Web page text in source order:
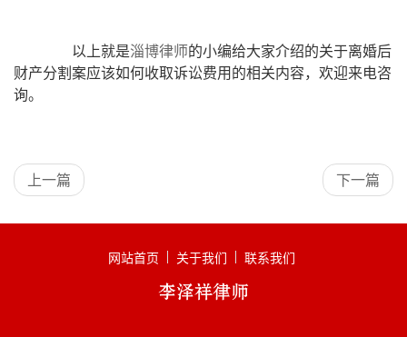
以上就是淄博律师的小编给大家介绍的关于离婚后
财产分割案应该如何收取诉讼费用的相关内容，欢迎来电咨
询。
上一篇 下一篇
网站首页 关于我们 联系我们